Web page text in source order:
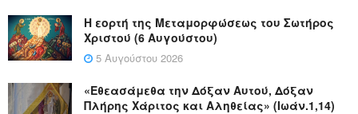
Η εορτή της Μεταμορφώσεως του Σωτήρος
Χριστού (6 Αυγούστου)
5 Αυγούστου 2026
«Εθεασάμεθα την Δόξαν Αυτού, Δόξαν
Πλήρης Χάριτος και Αληθείας» (Ιωάν.1,14)